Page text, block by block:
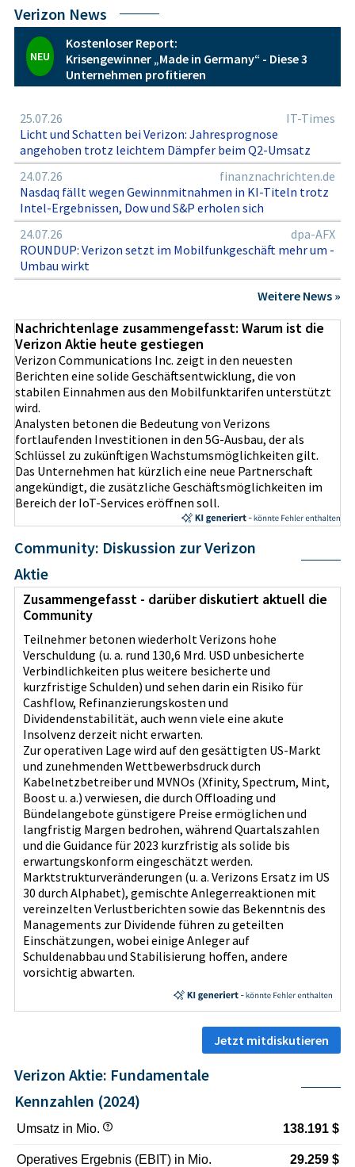
Balance zwischen Netzqualität, Verschuldung und
Ausschüttungspolitik wahrt, ohne sich auf hohe
Wachstumsannahmen zu stützen.
Verizon News
NEU
Kostenloser Report:
Krisengewinner „Made in Germany“ - Diese 3
Unternehmen profitieren
25.07.26
IT-Times
Licht und Schatten bei Verizon: Jahresprognose
angehoben trotz leichtem Dämpfer beim Q2-Umsatz
24.07.26
finanznachrichten.de
Nasdaq fällt wegen Gewinnmitnahmen in KI-Titeln trotz
Intel-Ergebnissen, Dow und S&P erholen sich
24.07.26
dpa-AFX
ROUNDUP: Verizon setzt im Mobilfunkgeschäft mehr um -
Umbau wirkt
Weitere News »
Nachrichtenlage zusammengefasst: Warum ist die
Verizon Aktie heute gestiegen
Verizon Communications Inc. zeigt in den neuesten
Berichten eine solide Geschäftsentwicklung, die von
stabilen Einnahmen aus den Mobilfunktarifen unterstützt
wird.
Analysten betonen die Bedeutung von Verizons
fortlaufenden Investitionen in den 5G-Ausbau, der als
Schlüssel zu zukünftigen Wachstumsmöglichkeiten gilt.
Das Unternehmen hat kürzlich eine neue Partnerschaft
angekündigt, die zusätzliche Geschäftsmöglichkeiten im
Bereich der IoT-Services eröffnen soll.
Community: Diskussion zur Verizon
Aktie
Zusammengefasst - darüber diskutiert aktuell die
Community
Teilnehmer betonen wiederholt Verizons hohe
Verschuldung (u. a. rund 130,6 Mrd. USD unbesicherte
Verbindlichkeiten plus weitere besicherte und
kurzfristige Schulden) und sehen darin ein Risiko für
Cashflow, Refinanzierungskosten und
Dividendenstabilität, auch wenn viele eine akute
Insolvenz derzeit nicht erwarten.
Zur operativen Lage wird auf den gesättigten US‑Markt
und zunehmenden Wettbewerbsdruck durch
Kabelnetzbetreiber und MVNOs (Xfinity, Spectrum, Mint,
Boost u. a.) verwiesen, die durch Offloading und
Bündelangebote günstigere Preise ermöglichen und
langfristig Margen bedrohen, während Quartalszahlen
und die Guidance für 2023 kurzfristig als solide bis
erwartungskonform eingeschätzt werden.
Marktstrukturveränderungen (u. a. Verizons Ersatz im US
30 durch Alphabet), gemischte Anlegerreaktionen mit
vereinzelten Verlustberichten sowie das Bekenntnis des
Managements zur Dividende führen zu geteilten
Einschätzungen, wobei einige Anleger auf
Schuldenabbau und Stabilisierung hoffen, andere
vorsichtig abwarten.
Jetzt mitdiskutieren
Verizon Aktie: Fundamentale
Kennzahlen (2024)
Umsatz in Mio. 138.191 $
Operatives Ergebnis (EBIT) in Mio. 29.259 $